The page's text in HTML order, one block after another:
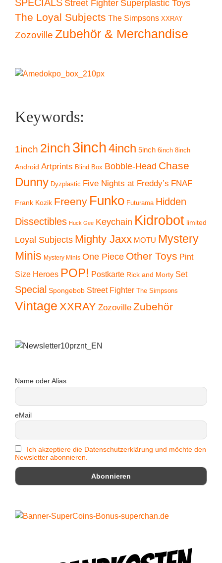
SPECIALS Street Fighter Superplastic Toys
The Loyal Subjects The Simpsons XXRAY
Zozoville Zubehör & Merchandise
Keywords:
1inch 2inch 3inch4inch 5inch 6inch 8inch
Android Artprints Blind Box Bobble-Head Chase
Dunny Dyzplastic Five Nights at Freddy’s FNAF
Frank Kozik Freeny Funko Futurama Hidden
Dissectibles Huck Gee Keychain Kidrobot limited
Loyal Subjects Mighty Jaxx MOTU Mystery
Minis Mystery Minis One Piece Other Toys Pint
Size Heroes POP! Postkarte Rick and Morty Set
Special Spongebob Street Fighter The Simpsons
Vintage XXRAY Zozoville Zubehör
Name oder Alias
eMail
Ich akzeptiere die Datenschutzerklärung und möchte den
Newsletter abonnieren.